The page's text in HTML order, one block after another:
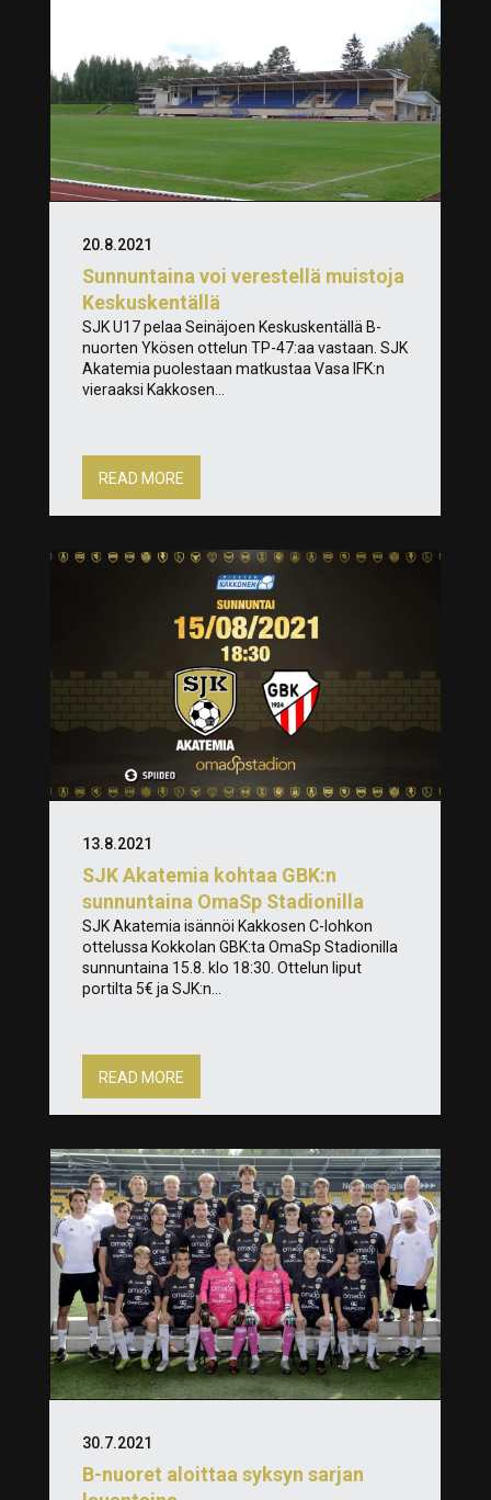
Sunnuntaina voi verestellä muistoja
Keskuskentällä
20.8.2021
SJK U17 pelaa Seinäjoen Keskuskentällä B-
nuorten Ykösen ottelun TP-47:aa vastaan. SJK
Akatemia puolestaan matkustaa Vasa IFK:n
vieraaksi Kakkosen...
READ MORE
SJK Akatemia kohtaa GBK:n
sunnuntaina OmaSp Stadionilla
13.8.2021
SJK Akatemia isännöi Kakkosen C-lohkon
ottelussa Kokkolan GBK:ta OmaSp Stadionilla
sunnuntaina 15.8. klo 18:30. Ottelun liput
portilta 5€ ja SJK:n...
READ MORE
B-nuoret aloittaa syksyn sarjan
30.7.2021